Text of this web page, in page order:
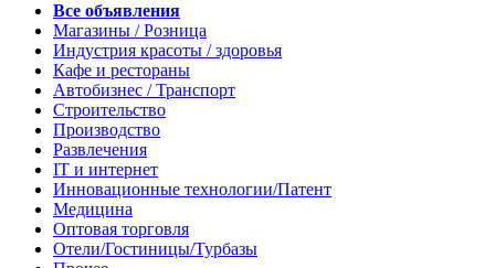
Все объявления
Магазины / Розница
Индустрия красоты / здоровья
Кафе и рестораны
Автобизнес / Транспорт
Строительство
Производство
Развлечения
IT и интернет
Инновационные технологии/Патент
Медицина
Оптовая торговля
Отели/Гостиницы/Турбазы